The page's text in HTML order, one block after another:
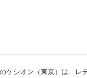
ケシオン（東京）は、レ